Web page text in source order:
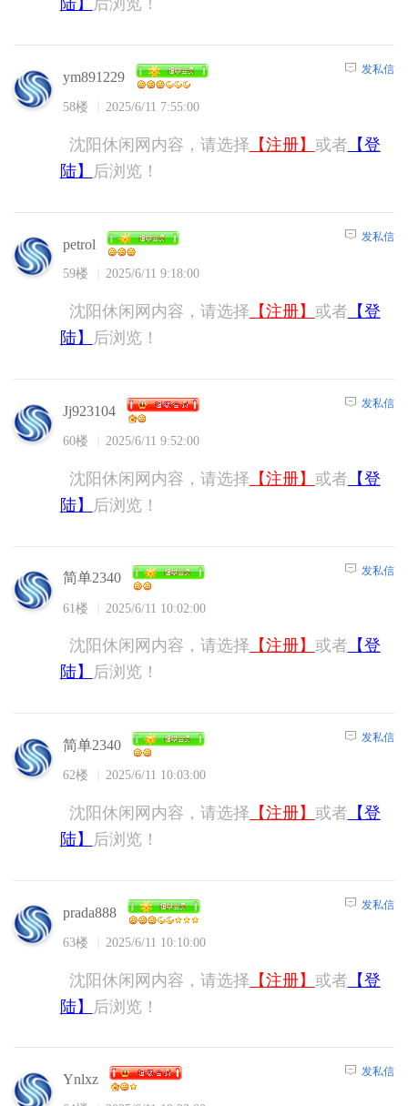
陆】 后浏览！
ym891229
58楼 2025/6/11 7:55:00
发私信
沈阳休闲网内容，请选择 【注册】 或者 【登
陆】
后浏览！
petrol
59楼 2025/6/11 9:18:00
发私信
沈阳休闲网内容，请选择 【注册】 或者 【登
陆】
后浏览！
Jj923104
60楼 2025/6/11 9:52:00
发私信
沈阳休闲网内容，请选择 【注册】 或者 【登
陆】
后浏览！
简单2340
61楼 2025/6/11 10:02:00
发私信
沈阳休闲网内容，请选择 【注册】 或者 【登
陆】
后浏览！
简单2340
62楼 2025/6/11 10:03:00
发私信
沈阳休闲网内容，请选择 【注册】 或者 【登
陆】
后浏览！
prada888
63楼 2025/6/11 10:10:00
发私信
沈阳休闲网内容，请选择 【注册】 或者 【登
陆】
后浏览！
Ynlxz 发私信